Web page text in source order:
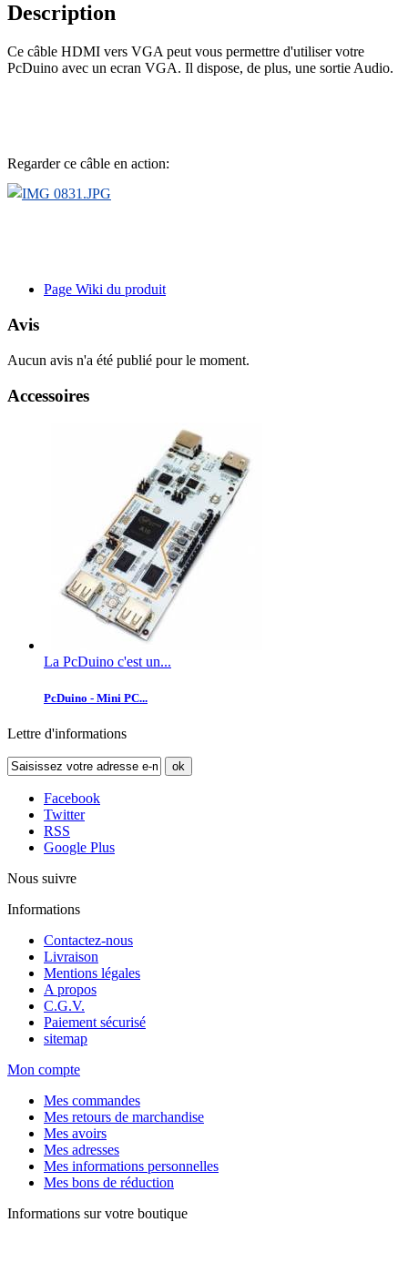
Description
Ce câble HDMI vers VGA peut vous permettre d'utiliser votre
PcDuino avec un ecran VGA. Il dispose, de plus, une sortie Audio.
Regarder ce câble en action:
Page Wiki du produit
Avis
Aucun avis n'a été publié pour le moment.
Accessoires
La PcDuino c'est un...
PcDuino - Mini PC...
Lettre d'informations
ok
Facebook
Twitter
RSS
Google Plus
Nous suivre
Informations
Contactez-nous
Livraison
Mentions légales
A propos
C.G.V.
Paiement sécurisé
sitemap
Mon compte
Mes commandes
Mes retours de marchandise
Mes avoirs
Mes adresses
Mes informations personnelles
Mes bons de réduction
Informations sur votre boutique